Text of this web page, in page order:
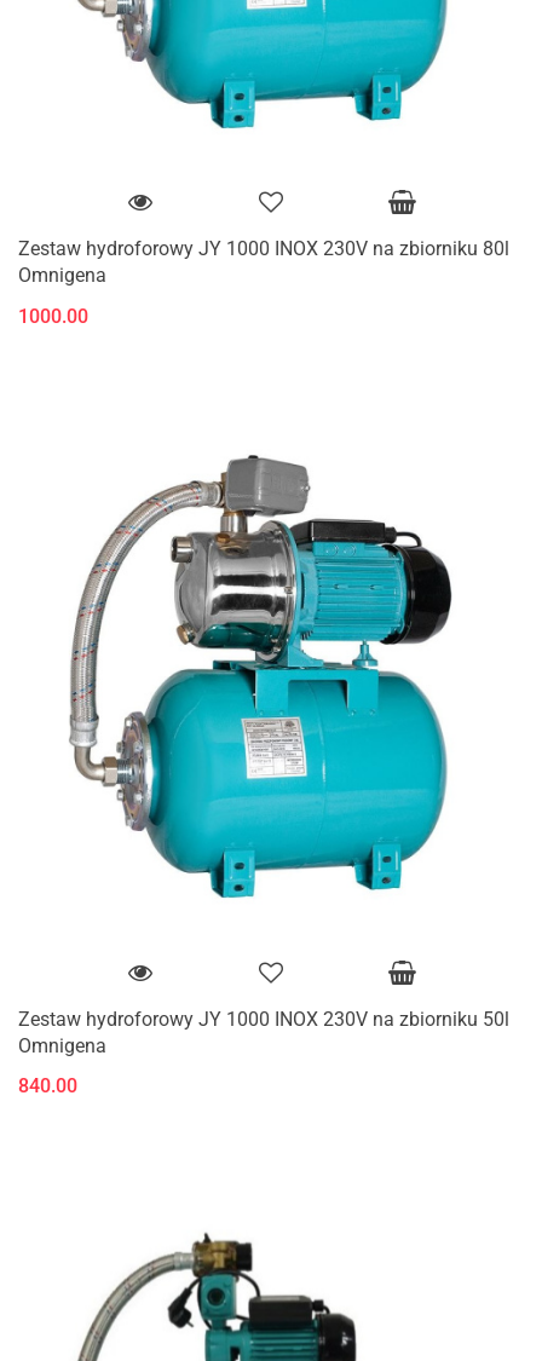
Zestaw hydroforowy JY 1000 INOX 230V na zbiorniku 80l
Omnigena
1000.00
Zestaw hydroforowy JY 1000 INOX 230V na zbiorniku 50l
Omnigena
840.00